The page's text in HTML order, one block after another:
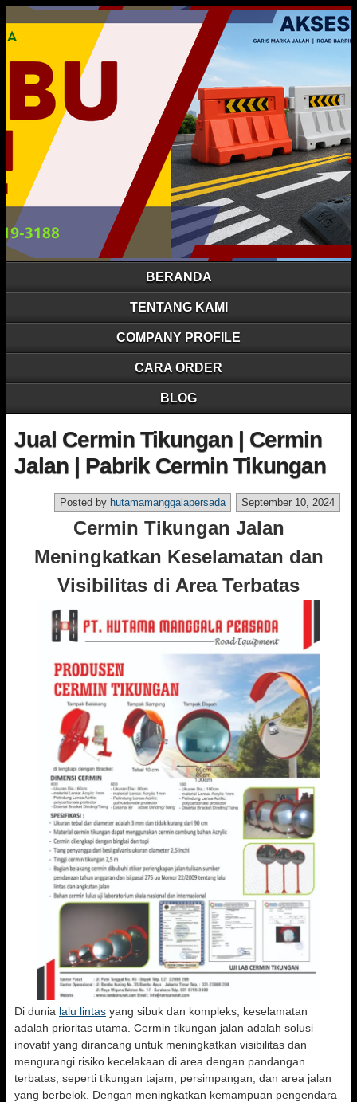
BERANDA
TENTANG KAMI
COMPANY PROFILE
CARA ORDER
BLOG
Jual Cermin Tikungan | Cermin
Jalan | Pabrik Cermin Tikungan
September 10, 2024
Posted by hutamamanggalapersada
Cermin Tikungan Jalan
Meningkatkan Keselamatan dan
Visibilitas di Area Terbatas
Di dunia lalu lintas yang sibuk dan kompleks, keselamatan
adalah prioritas utama. Cermin tikungan jalan adalah solusi
inovatif yang dirancang untuk meningkatkan visibilitas dan
mengurangi risiko kecelakaan di area dengan pandangan
terbatas, seperti tikungan tajam, persimpangan, dan area jalan
yang berbelok. Dengan meningkatkan kemampuan pengendara